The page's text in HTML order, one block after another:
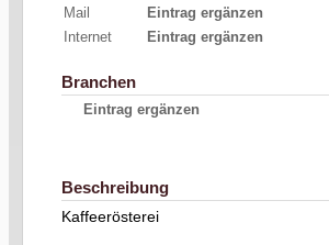
Mail
Eintrag ergänzen
Internet
Eintrag ergänzen
Branchen
Eintrag ergänzen
Beschreibung
Kaffeerösterei